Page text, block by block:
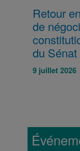
Retour
de
du
Publié
9 juillet 2026